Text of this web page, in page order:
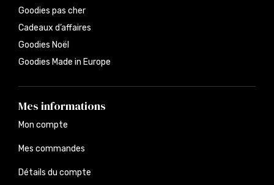
Goodies pas cher
Cadeaux d’affaires
Goodies Noël
Goodies Made in Europe
Mes informations
Mon compte
Mes commandes
Détails du compte